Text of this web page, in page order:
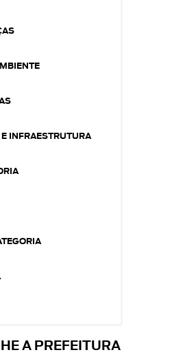
INFRAESTRUTURA
A PREFEITURA